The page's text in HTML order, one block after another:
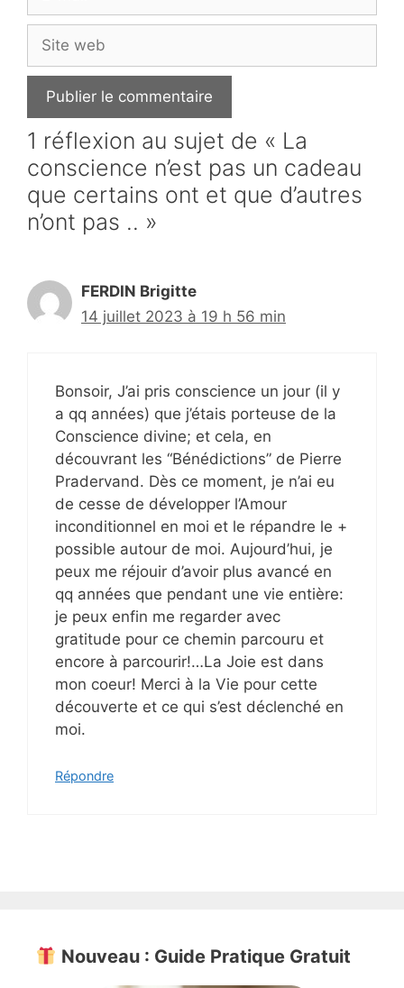
mail
web
1 réflexion au sujet de « La
conscience n’est pas un cadeau
que certains ont et que d’autres
n’ont pas .. »
FERDIN Brigitte
14 juillet 2023 à 19 h 56 min
Bonsoir, J’ai pris conscience un jour (il y
a qq années) que j’étais porteuse de la
Conscience divine; et cela, en
découvrant les “Bénédictions” de Pierre
Pradervand. Dès ce moment, je n’ai eu
de cesse de développer l’Amour
inconditionnel en moi et le répandre le +
possible autour de moi. Aujourd’hui, je
peux me réjouir d’avoir plus avancé en
qq années que pendant une vie entière:
je peux enfin me regarder avec
gratitude pour ce chemin parcouru et
encore à parcourir!…La Joie est dans
mon coeur! Merci à la Vie pour cette
découverte et ce qui s’est déclenché en
moi.
Répondre
Nouveau : Guide Pratique Gratuit